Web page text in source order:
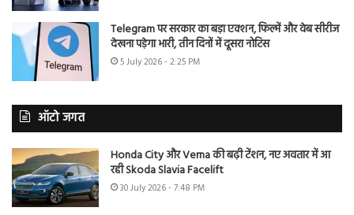
Telegram पर सरकार का बड़ा एक्शन, फिल्में और वेब सीरीज
देखना पड़ेगा भारी, तीन दिनों में दूसरा नोटिस
5 July 2026 - 2:25 PM
ऑटो जगत
Honda City और Verna की बढ़ी टेंशन, नए अवतार में आ
रही Skoda Slavia Facelift
30 July 2026 - 7:48 PM